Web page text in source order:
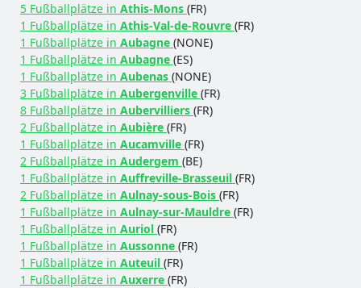
5 Fußballplätze in Athis-Mons (FR)
1 Fußballplätze in Athis-Val-de-Rouvre (FR)
1 Fußballplätze in Aubagne (NONE)
1 Fußballplätze in Aubagne (ES)
1 Fußballplätze in Aubenas (NONE)
3 Fußballplätze in Aubergenville (FR)
8 Fußballplätze in Aubervilliers (FR)
2 Fußballplätze in Aubière (FR)
1 Fußballplätze in Aucamville (FR)
2 Fußballplätze in Audergem (BE)
1 Fußballplätze in Auffreville-Brasseuil (FR)
2 Fußballplätze in Aulnay-sous-Bois (FR)
1 Fußballplätze in Aulnay-sur-Mauldre (FR)
1 Fußballplätze in Auriol (FR)
1 Fußballplätze in Aussonne (FR)
1 Fußballplätze in Auteuil (FR)
1 Fußballplätze in Auxerre (FR)